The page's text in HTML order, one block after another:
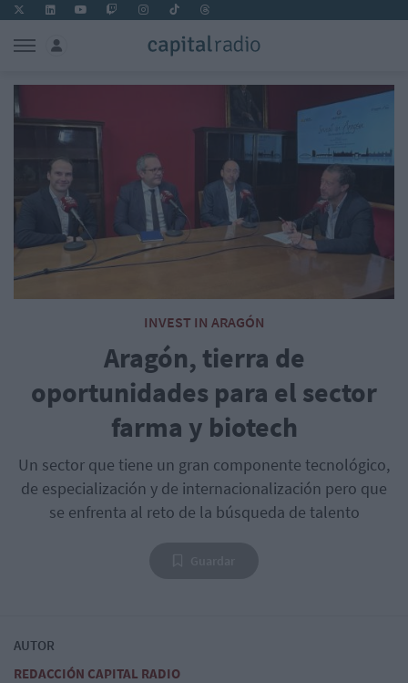
INVEST IN ARAGÓN
Aragón, tierra de
oportunidades para el sector
farma y biotech
Un sector que tiene un gran componente tecnológico,
de especialización y de internacionalización pero que
se enfrenta al reto de la búsqueda de talento
AUTOR
REDACCIÓN CAPITAL RADIO